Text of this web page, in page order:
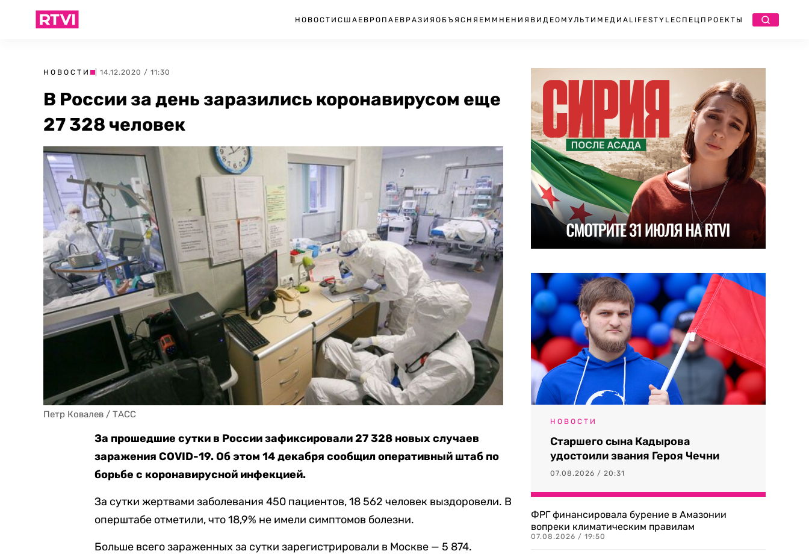
НОВОСТИ США ЕВРОПА ЕВРАЗИЯ ОБЪЯСНЯЕМ МНЕНИЯ ВИДЕО МУЛЬТИМЕДИА LIFESTYLEСПЕЦПРОЕКТЫ
НОВОСТИ | 14.12.2020 / 11:30
В России за день заразились коронавирусом еще
27 328 человек
Петр Ковалев / ТАСС
За прошедшие сутки в России зафиксировали 27 328 новых случаев
заражения COVID-19. Об этом 14 декабря сообщил оперативный штаб по
борьбе с коронавирусной инфекцией.
За сутки жертвами заболевания 450 пациентов, 18 562 человек выздоровели. В
оперштабе отметили, что 18,9% не имели симптомов болезни.
Больше всего зараженных за сутки зарегистрировали в Москве — 5 874.
НОВОСТИ
Старшего сына Кадырова
удостоили звания Героя Чечни
07.08.2026 / 20:31
ФРГ финансировала бурение в Амазонии
вопреки климатическим правилам
07.08.2026 / 19:50